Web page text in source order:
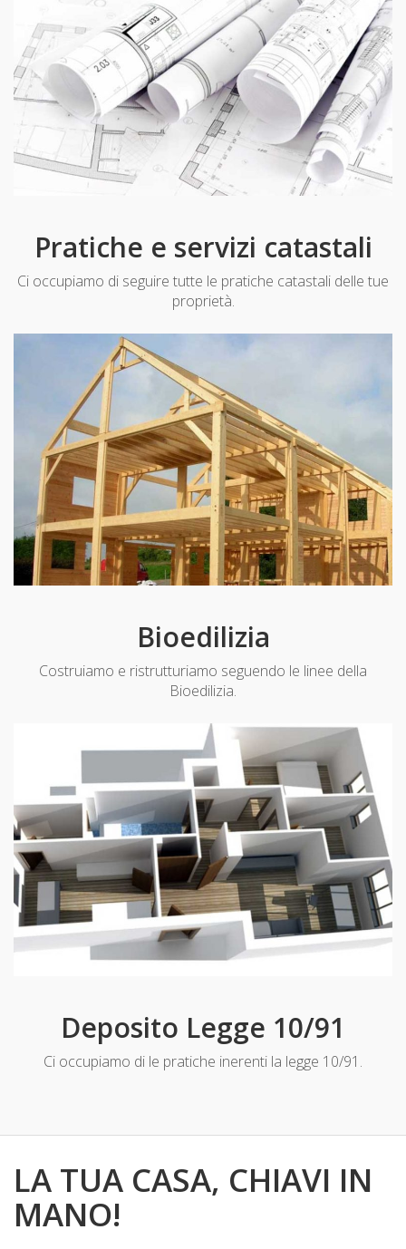
Pratiche e servizi catastali
Ci occupiamo di seguire tutte le pratiche catastali delle tue
proprietà.
Bioedilizia
Costruiamo e ristrutturiamo seguendo le linee della
Bioedilizia.
Deposito Legge 10/91
Ci occupiamo di le pratiche inerenti la legge 10/91.
LA TUA CASA, CHIAVI IN
MANO!